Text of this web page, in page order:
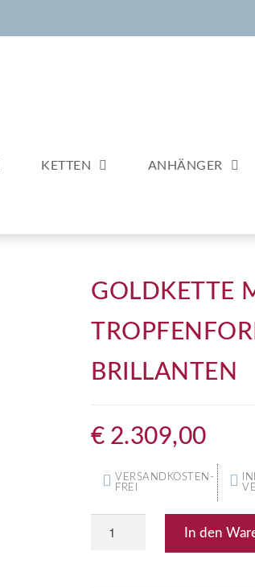
KETTEN ANHÄNGER
GOLDKETTE
BRILLANTEN
€ 2.309,00
VERSANDKOSTEN-
FREI
In den